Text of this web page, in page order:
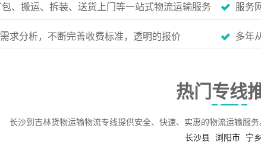
、搬运、拆装、送货上门等一站式物流运输服务 服务
求分析，不断完善收费标准，透明的报价 多年
热门专线
长沙到吉林货物运输物流专线提供安全、快速、实惠的物流运输服务
长沙县 浏阳市 宁